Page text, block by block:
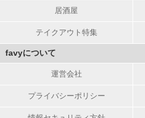
居酒屋
テイクアウト特集
favyについて
運営会社
プライバシーポリシー